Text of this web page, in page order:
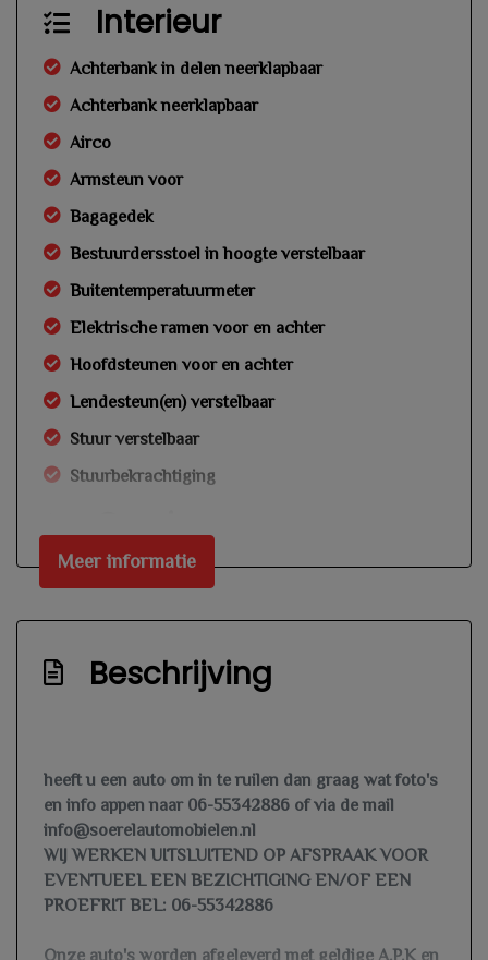
Interieur
Achterbank in delen neerklapbaar
Achterbank neerklapbaar
Airco
Armsteun voor
Bagagedek
Bestuurdersstoel in hoogte verstelbaar
Buitentemperatuurmeter
Elektrische ramen voor en achter
Hoofdsteunen voor en achter
Lendesteun(en) verstelbaar
Stuur verstelbaar
Stuurbekrachtiging
Overige
Anti blokkeer systeem
Brake assist system
Hoofd airbag(s) achter
Hoofd airbag(s) voor
Passagiersairbag
Zij airbag(s) voor
Meer informatie
Beschrijving
heeft u een auto om in te ruilen dan graag wat foto's
en info appen naar 06-55342886 of via de mail
info@soerelautomobielen.nl
WIJ WERKEN UITSLUITEND OP AFSPRAAK VOOR
EVENTUEEL EEN BEZICHTIGING EN/OF EEN
PROEFRIT BEL: 06-55342886
Onze auto's worden afgeleverd met geldige A.P.K en